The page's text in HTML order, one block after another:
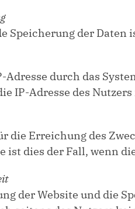
der Daten
durch das
IP-Adresse des
die Erreichung des
ist dies der Fall, wenn
der Website und die